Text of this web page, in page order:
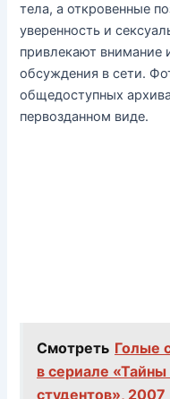
тела, а откровенные
уверенность и
привлекают внимание
обсуждения в сети.
общедоступных
первозданном виде.
Смотреть Голые
в сериале
студентов», 2007